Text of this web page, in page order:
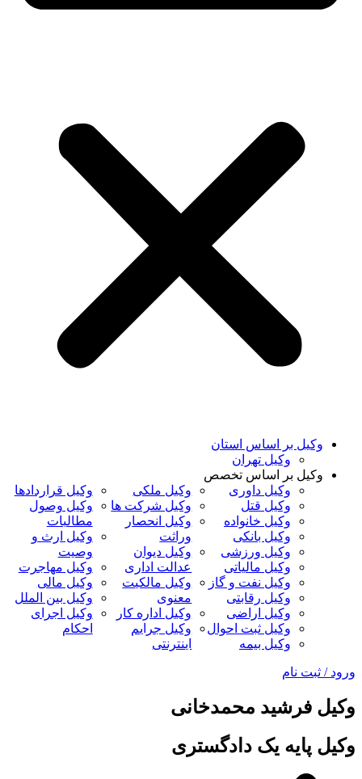
وکیل بر اساس استان
وکیل تهران
وکیل بر اساس تخصص
وکیل داوری
وکیل قتل
وکیل خانواده
وکیل بانکی
وکیل ورزشی
وکیل مالیاتی
وکیل نفت و گاز
وکیل رقابتی
وکیل اراضی
وکیل ثبت احوال
وکیل بیمه
وکیل ملکی
وکیل شرکت ها
وکیل انحصار
وراثت
وکیل دیوان
عدالت اداری
وکیل مالکیت
معنوی
وکیل اداره کار
وکیل جرایم
اینترنتی
وکیل قراردادها
وکیل وصول
مطالبات
وکیل ارث و
وصیت
وکیل مهاجرت
وکیل مالی
وکیل بین الملل
وکیل اجرای
احکام
/ ثبت نام
فرشید محمدخانی
پایه یک دادگستری